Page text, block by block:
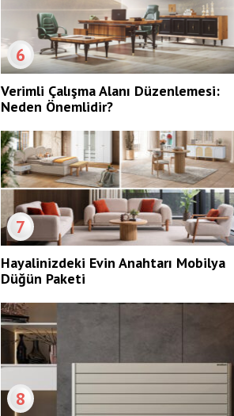
6
Verimli Çalışma Alanı Düzenlemesi:
Neden Önemlidir?
7
Hayalinizdeki Evin Anahtarı Mobilya
Düğün Paketi
8